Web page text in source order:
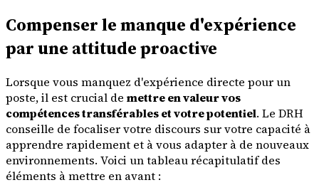
Compenser le manque d'expérience
par une attitude proactive
Lorsque vous manquez d'expérience directe pour un
poste, il est crucial de mettre en valeur vos
compétences transférables et votre potentiel. Le DRH
conseille de focaliser votre discours sur votre capacité à
apprendre rapidement et à vous adapter à de nouveaux
environnements. Voici un tableau récapitulatif des
éléments à mettre en avant :